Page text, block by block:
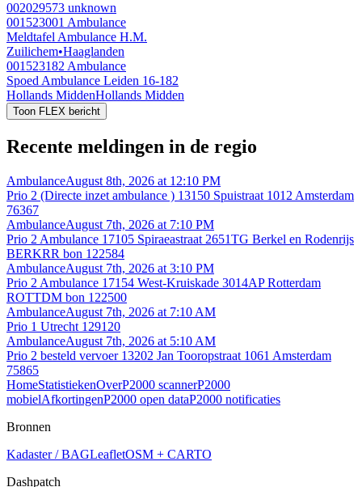
002029573 unknown
001523001 Ambulance
Meldtafel Ambulance H.M.
Zuilichem•Haaglanden
001523182 Ambulance
Spoed Ambulance Leiden 16-182
Hollands MiddenHollands Midden
Toon FLEX bericht
Recente meldingen in de regio
AmbulanceAugust 8th, 2026 at 12:10 PM
Prio 2 (Directe inzet ambulance ) 13150 Spuistraat 1012 Amsterdam
76367
AmbulanceAugust 7th, 2026 at 7:10 PM
Prio 2 Ambulance 17105 Spiraeastraat 2651TG Berkel en Rodenrijs
BERKRR bon 122584
AmbulanceAugust 7th, 2026 at 3:10 PM
Prio 2 Ambulance 17154 West-Kruiskade 3014AP Rotterdam
ROTTDM bon 122500
AmbulanceAugust 7th, 2026 at 7:10 AM
Prio 1 Utrecht 129120
AmbulanceAugust 7th, 2026 at 5:10 AM
Prio 2 besteld vervoer 13202 Jan Tooropstraat 1061 Amsterdam
75865
HomeStatistiekenOverP2000 scannerP2000
mobielAfkortingenP2000 open dataP2000 notificaties
Bronnen
Kadaster / BAGLeafletOSM + CARTO
Dashpatch